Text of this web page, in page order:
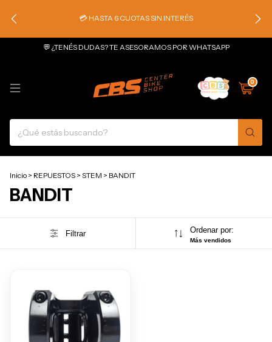
💳 HASTA 6 CUOTAS SIN INTERÉS
💬 ¿TENÉS DUDAS? TE ASESORAMOS POR WHATSAPP
0
Inicio > REPUESTOS > STEM > BANDIT
BANDIT
Filtrar Ordenar por:
Más vendidos